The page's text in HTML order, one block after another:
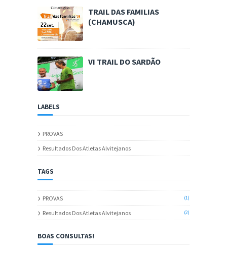
TRAIL DAS FAMILIAS
(CHAMUSCA)
VI TRAIL DO SARDÃO
LABELS
PROVAS
Resultados Dos Atletas Alvitejanos
TAGS
PROVAS (1)
Resultados Dos Atletas Alvitejanos (2)
BOAS CONSULTAS!